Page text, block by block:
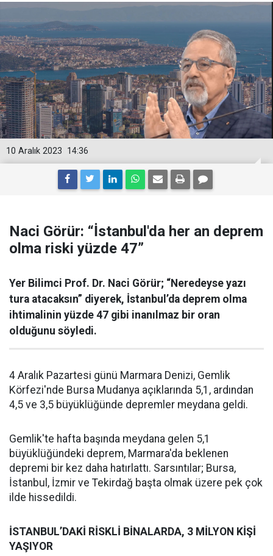
14:36
10 Aralık 2023
Naci Görür: “İstanbul'da her an deprem
olma riski yüzde 47”
Yer Bilimci Prof. Dr. Naci Görür; “Neredeyse yazı
tura atacaksın” diyerek, İstanbul’da deprem olma
ihtimalinin yüzde 47 gibi inanılmaz bir oran
olduğunu söyledi.
4 Aralık Pazartesi günü Marmara Denizi, Gemlik
Körfezi'nde Bursa Mudanya açıklarında 5,1, ardından
4,5 ve 3,5 büyüklüğünde depremler meydana geldi.
Gemlik'te hafta başında meydana gelen 5,1
büyüklüğündeki deprem, Marmara'da beklenen
depremi bir kez daha hatırlattı. Sarsıntılar; Bursa,
İstanbul, İzmir ve Tekirdağ başta olmak üzere pek çok
ilde hissedildi.
İSTANBUL’DAKİ RİSKLİ BİNALARDA, 3 MİLYON KİŞİ
YAŞIYOR